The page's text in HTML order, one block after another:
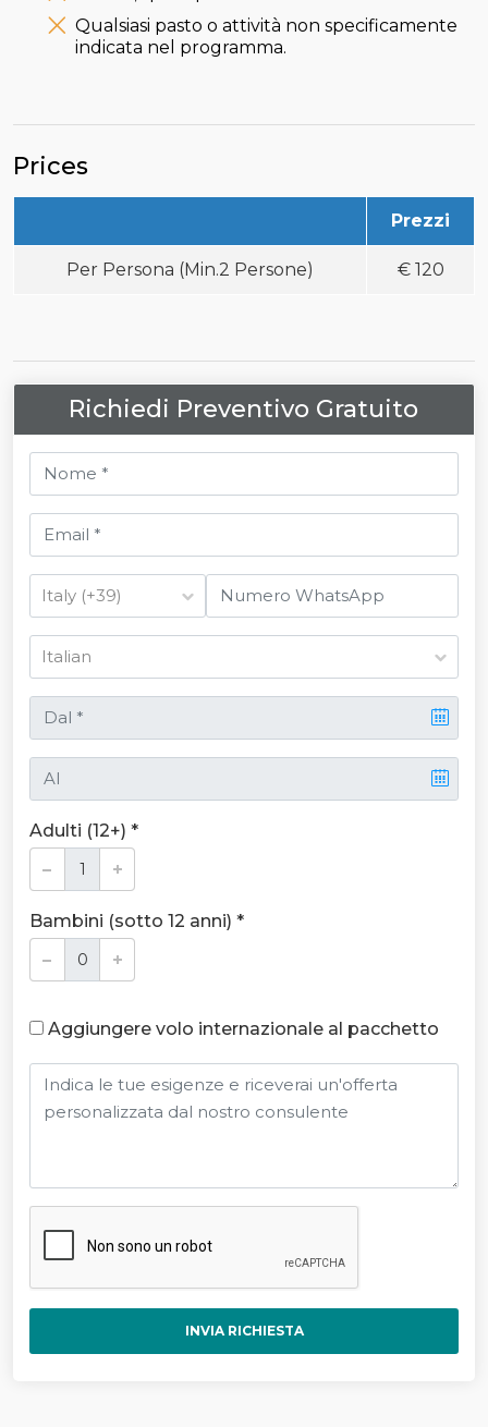
Qualsiasi pasto o attività non specificamente
indicata nel programma.
Prices
Prezzi
Per Persona (Min.2 Persone) € 120
Richiedi Preventivo Gratuito
Adulti (12+) *
Bambini (sotto 12 anni) *
Aggiungere volo internazionale al pacchetto
INVIA RICHIESTA